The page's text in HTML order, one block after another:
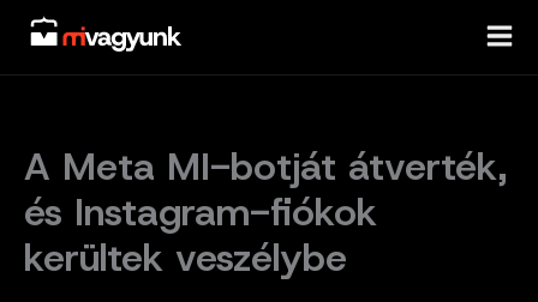
Skip
content
A Meta MI-botját átverték,
és Instagram-fiókok
kerültek veszélybe